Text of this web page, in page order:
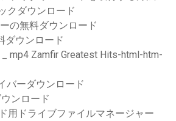
クダウンロード
の無料ダウンロード
ダウンロード
mp4 Zamfir Greatest Hits-html-htm-
バーダウンロード
ンロード
用ドライブファイルマネージャー